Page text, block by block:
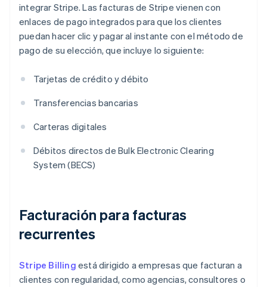
integrar Stripe. Las facturas de Stripe vienen con
enlaces de pago integrados para que los clientes
puedan hacer clic y pagar al instante con el método de
pago de su elección, que incluye lo siguiente:
Tarjetas de crédito y débito
Transferencias bancarias
Carteras digitales
Débitos directos de Bulk Electronic Clearing
System (BECS)
Facturación para facturas
recurrentes
Stripe Billing está dirigido a empresas que facturan a
clientes con regularidad, como agencias, consultores o